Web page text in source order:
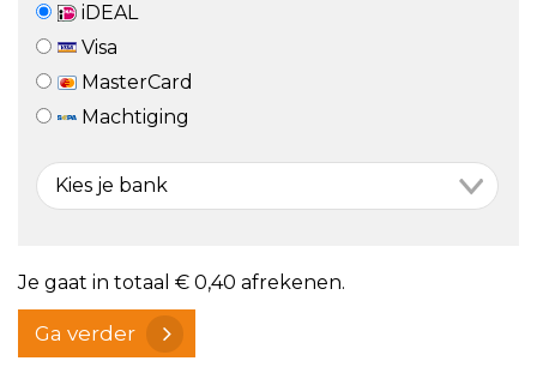
iDEAL
Visa
MasterCard
Machtiging
Je gaat in totaal € 0,40 afrekenen.
Ga verder